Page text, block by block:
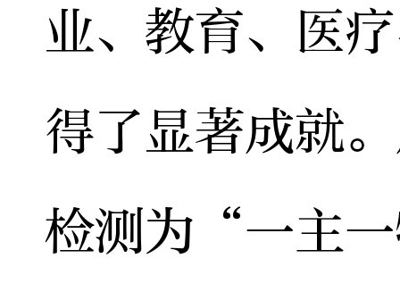
业、教育、医
得了显著成就
检测为“一主